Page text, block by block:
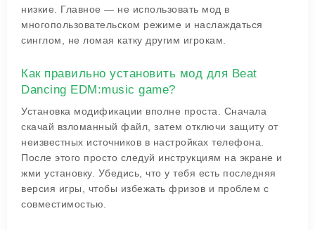
низкие. Главное — не использовать мод в
многопользовательском режиме и наслаждаться
синглом, не ломая катку другим игрокам.
Как правильно установить мод для Beat
Dancing EDM:music game?
Установка модификации вполне проста. Сначала
скачай взломанный файл, затем отключи защиту от
неизвестных источников в настройках телефона.
После этого просто следуй инструкциям на экране и
жми установку. Убедись, что у тебя есть последняя
версия игры, чтобы избежать фризов и проблем с
совместимостью.